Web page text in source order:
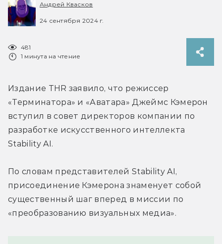
Андрей Квасков
24 сентября 2024 г.
481
1 минута на чтение
Издание THR заявило, что режиссер
«Терминатора» и «Аватара» Джеймс Кэмерон
вступил в совет директоров компании по
разработке искусственного интеллекта
Stability AI.
По словам представителей Stability AI,
присоединение Кэмерона знаменует собой
«преобразованию визуальных медиа».